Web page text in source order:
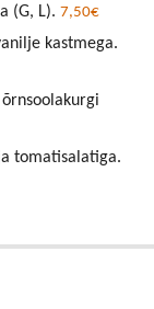
(G, L). 7,50€
kastmega.
õrnsoolakurgi
tomatisalatiga.